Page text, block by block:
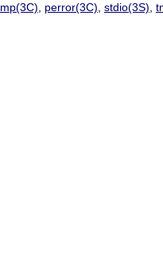
perror(3C) stdio(3S)